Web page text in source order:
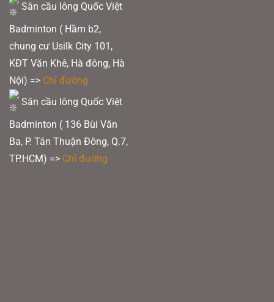
Sân cầu lông Quốc Việt
Badminton ( Hầm b2,
chung cư Usilk City 101,
KĐT Văn Khê, Hà đông, Hà
Nội) => Chỉ đường
Sân cầu lông Quốc Việt
Badminton ( 136 Bùi Văn
Ba, P. Tân Thuận Đông, Q.7,
TP.HCM) => Chỉ đường